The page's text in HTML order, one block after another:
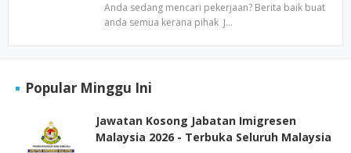
Anda sedang mencari pekerjaan? Berita baik buat
anda semua kerana pihak J…
Popular Minggu Ini
Jawatan Kosong Jabatan Imigresen
Malaysia 2026 - Terbuka Seluruh Malaysia